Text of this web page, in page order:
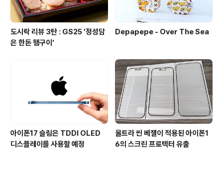
도시락 리뷰 3탄 : GS25 '정성담
은 한돈 햄구이'
Depapepe - Over The Sea
아이폰17 슬림은 TDDI OLED
디스플레이를 사용할 예정
울트라 씬 베젤이 적용된 아이폰1
6의 스크린 프로텍터 유출